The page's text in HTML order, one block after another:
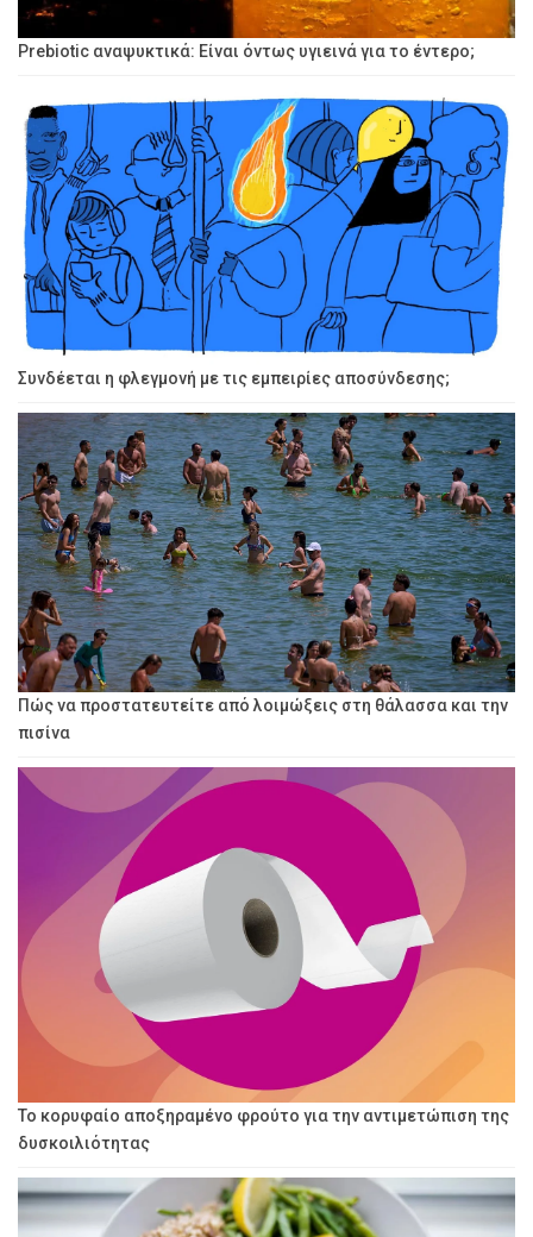
Prebiotic αναψυκτικά: Είναι όντως υγιεινά για το έντερο;
Συνδέεται η φλεγμονή με τις εμπειρίες αποσύνδεσης;
Πώς να προστατευτείτε από λοιμώξεις στη θάλασσα και την
πισίνα
Το κορυφαίο αποξηραμένο φρούτο για την αντιμετώπιση της
δυσκοιλιότητας